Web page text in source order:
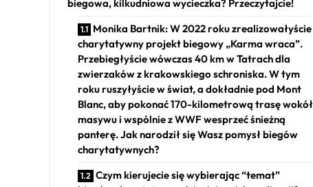
biegowa, kilkudniowa wycieczka? Przeczytajcie!
Monika Bartnik: W 2022 roku zrealizowałyście
charytatywny projekt biegowy „Karma wraca”.
Przebiegłyście wówczas 40 km w Tatrach dla
zwierzaków z krakowskiego schroniska. W tym
roku ruszyłyście w świat, a dokładnie pod Mont
Blanc, aby pokonać 170-kilometrową trasę wokół
masywu i wspólnie z WWF wesprzeć śnieżną
panterę. Jak narodził się Wasz pomysł biegów
charytatywnych?
Czym kierujecie się wybierając “temat”